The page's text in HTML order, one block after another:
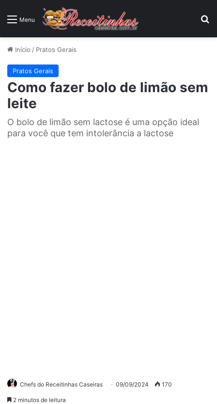
Menu
Início / Pratos Gerais
Pratos Gerais
Como fazer bolo de limão sem
leite
O bolo de limão sem lactose é uma opção ideal
para você que tem intolerância a lactose
Chefs do Receitinhas Caseiras 09/09/2024 170
2 minutos de leitura